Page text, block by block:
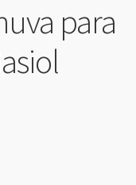
para